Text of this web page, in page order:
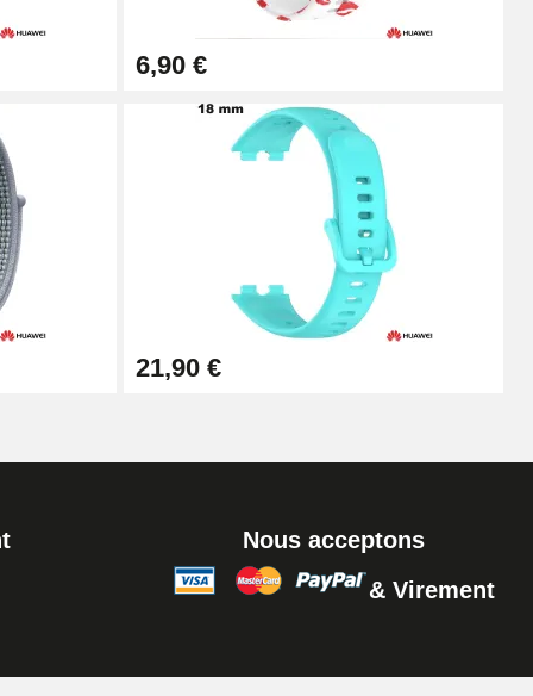
Ajouter au panier
Ajouter au panier
Ajouter au panier
6,90 €
21,90 €
Nous acceptons
& Virement